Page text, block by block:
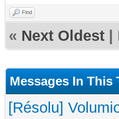
Find
« Next Oldest
Messages In This
[Résolu]